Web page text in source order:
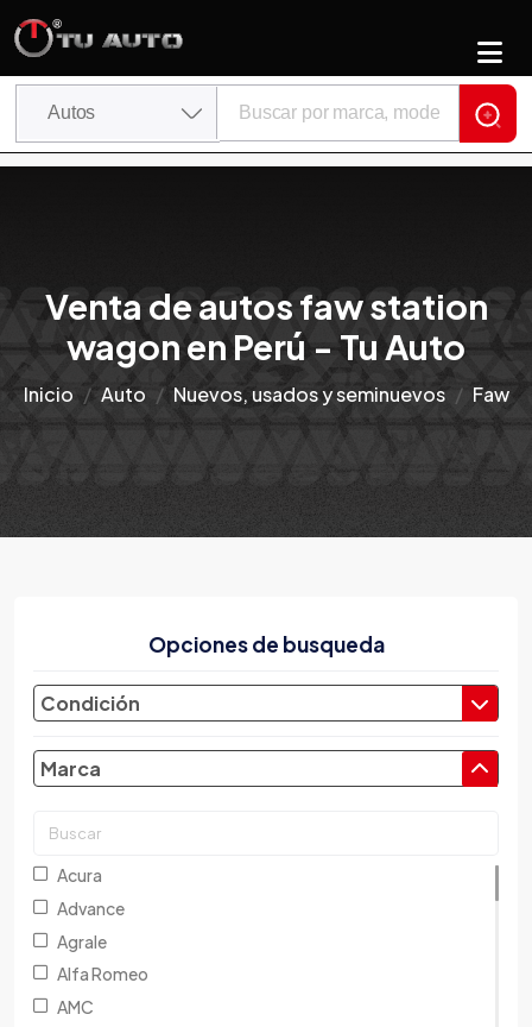
Venta de autos faw station
wagon en Perú - Tu Auto
Inicio Auto Nuevos, usados y seminuevos Faw
Opciones de busqueda
Condición
Marca
Acura
Advance
Agrale
Alfa Romeo
AMC